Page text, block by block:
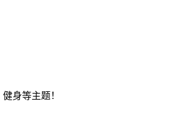
身等主题！